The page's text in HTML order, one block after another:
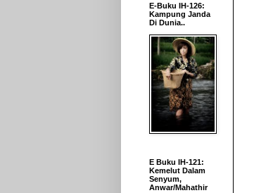
E-Buku IH-126:
Kampung Janda
Di Dunia..
E Buku IH-121:
Kemelut Dalam
Senyum,
Anwar/Mahathir